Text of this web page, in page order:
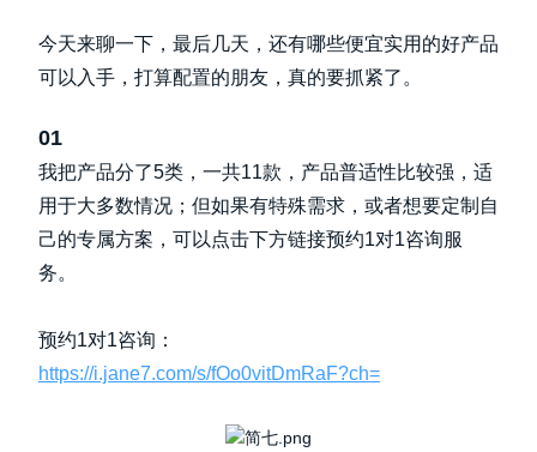
今天来聊一下，最后几天，还有哪些便宜实用的好产品
可以入手，打算配置的朋友，真的要抓紧了。
01
我把产品分了5类，一共11款，产品普适性比较强，适
用于大多数情况；但如果有特殊需求，或者想要定制自
己的专属方案，可以点击下方链接预约1对1咨询服
务。
预约1对1咨询：
https://i.jane7.com/s/fOo0vitDmRaF?ch=